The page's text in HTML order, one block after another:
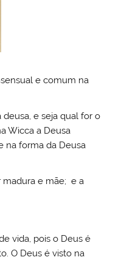
e comum na
e seja qual for o
Wicca a Deusa
na forma da Deusa
e mãe; e a
vida, pois o Deus é
O Deus é visto na